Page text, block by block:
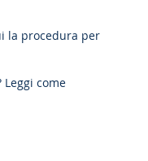
la procedura per
Leggi come